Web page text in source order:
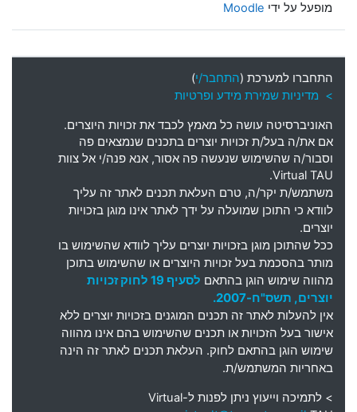
מופעל על ידי Moodle
התחברו למערכת (התחבר/י)
> מדיניות שמירת מידע ופרטיות
האוניברסיטה עושה כל מאמץ לכבד את זכויות היוצרים.
אם את/ה בעל/ת זכויות יוצרים בתכנים שנמצאים פה
וסבור/ה שהשימוש שנעשה פה אסור, אנא פנה/י אל צוות
Virtual TAU.
משתמש/ת יקר/ה, טרם העלאת תכנים לאתר זה עליך
לוודא כי התוכן שמועלה על ידך לאתר אינו מוגן בזכויות
יוצרים.
ככל שהתוכן מוגן בזכויות יוצרים עליך לוודא שהשימוש בו
מותר בהסכמת בעל זכויות היוצרים או שהשימוש בתוכן
מהווה שימוש הוגן בהתאם
לסעיף 19 לחוק זכויות
יוצרים, תשס"ח-2007.
אין להעלות לאתר זה תכנים המוגנים בזכויות יוצרים ללא
אישור בעל הזכויות או תכנים שהשימוש בהם אינו מהווה
שימוש הוגן בהתאם לחוק. העלאת תכנים לאתר זה הינה
באחריות המשתמש/ת.
> לתמיכה וייעוץ ניתן לפנות ל-Virtual